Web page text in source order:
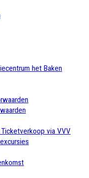
het Baken
via VVV